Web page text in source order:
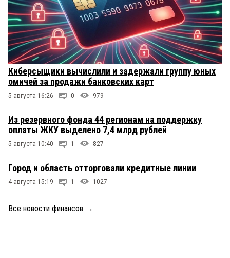
Киберсыщики вычислили и задержали группу юных
омичей за продажи банковских карт
5 августа 16:26 0 979
Из резервного фонда 44 регионам на поддержку
оплаты ЖКУ выделено 7,4 млрд рублей
5 августа 10:40 1 827
Город и область отторговали кредитные линии
4 августа 15:19 1 1027
Все новости финансов →